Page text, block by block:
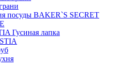
посуды BAKER`S SECRET
Гусиная лапка